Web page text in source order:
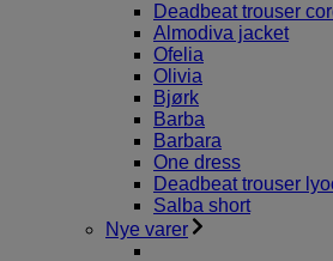
Deadbeat trouser
Almodiva jacket
Ofelia
Olivia
Bjørk
Barba
Barbara
One dress
Deadbeat trouser
Salba short
Nye varer